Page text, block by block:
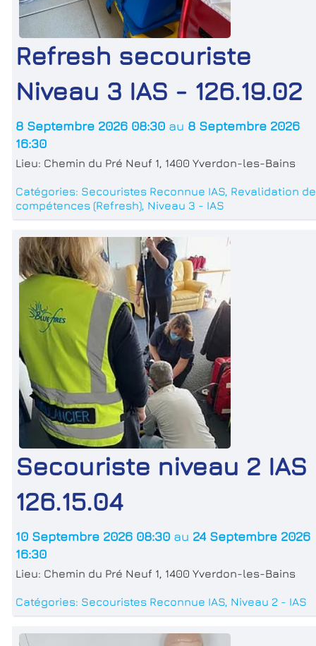
Refresh secouriste
Niveau 3 IAS - 126.19.02
8 Septembre 2026 08:30 au 8 Septembre 2026
16:30
Lieu: Chemin du Pré Neuf 1, 1400 Yverdon-les-Bains
Catégories: Secouristes Reconnue IAS, Revalidation de
compétences (Refresh), Niveau 3 - IAS
Secouriste niveau 2 IAS
126.15.04
10 Septembre 2026 08:30 au 24 Septembre 2026
16:30
Lieu: Chemin du Pré Neuf 1, 1400 Yverdon-les-Bains
Catégories: Secouristes Reconnue IAS, Niveau 2 - IAS